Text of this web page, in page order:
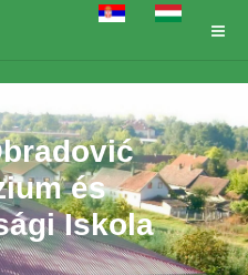
és
Iskola